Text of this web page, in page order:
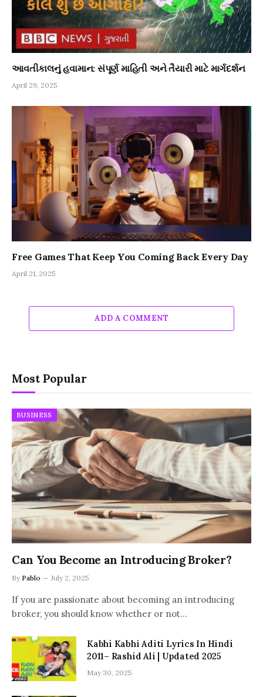
આવતીકાલનું હવામાન: સંપૂર્ણ માહિતી અને તૈયારી માટે માર્ગદર્શન
April 29, 2025
Free Games That Keep You Coming Back Every Day
April 21, 2025
ADD A COMMENT
Most Popular
BUSINESS
Can You Become an Introducing Broker?
By Pablo July 2, 2025
If you are passionate about becoming an introducing
broker, you should know whether or not…
Kabhi Kabhi Aditi Lyrics In Hindi
2011– Rashid Ali | Updated 2025
May 30, 2025